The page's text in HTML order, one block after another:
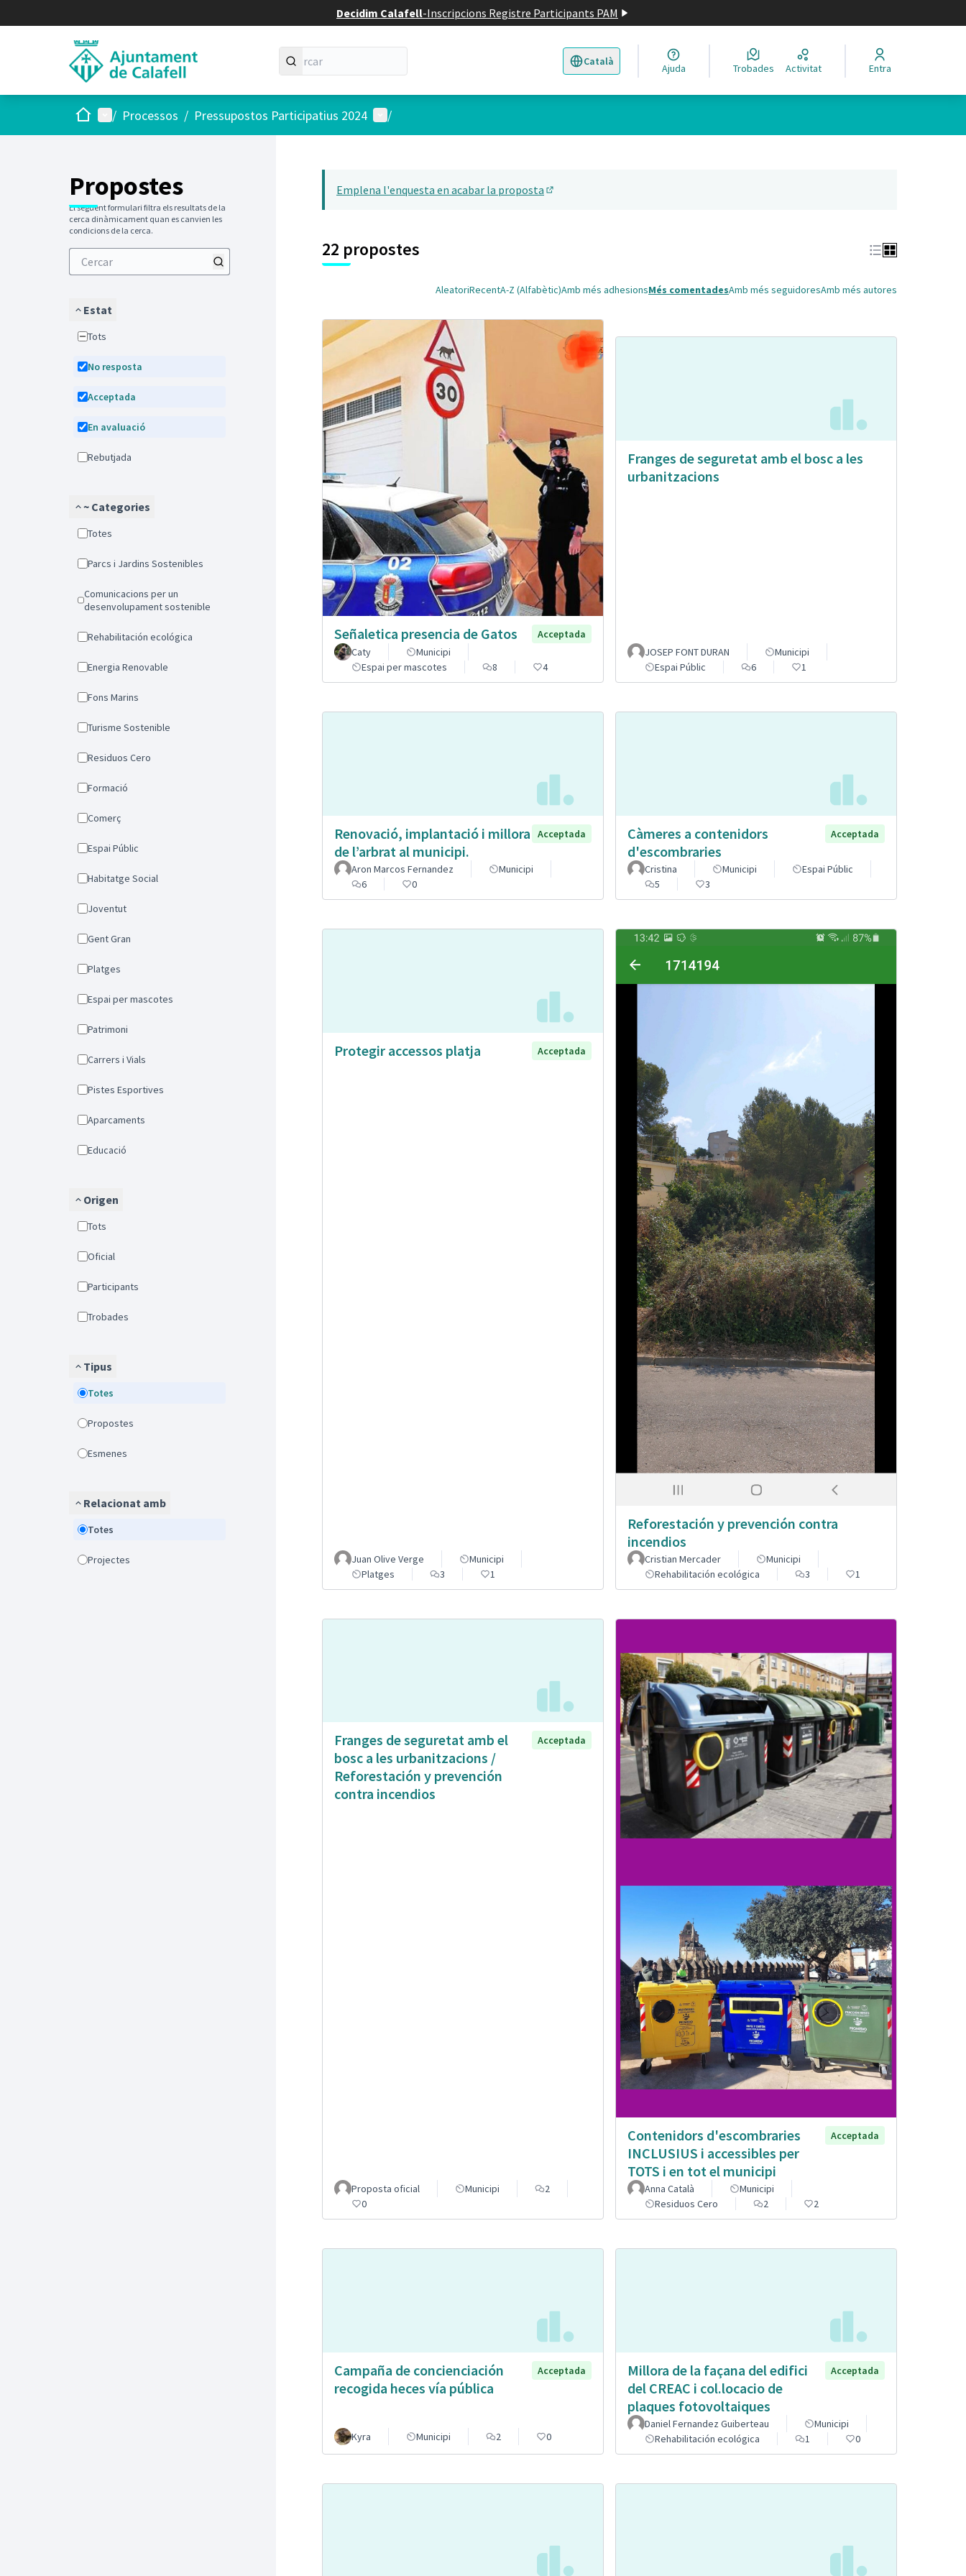
Decidim Calafell-Inscripcions Registre Participants PAM
Català
Triar la llengua Elegir el idioma
Ajuda Trobades Activitat Entra
Inici Menú principal
/ Processos / Pressupostos Participatius 2024 Menú d'usuari
/
Propostes
El següent formulari filtra els resultats de la
cerca dinàmicament quan es canvien les
condicions de la cerca.
Estat
Tots
No resposta
Acceptada
En avaluació
Rebutjada
~ Categories
Totes
Parcs i Jardins Sostenibles
Comunicacions per un
desenvolupament sostenible
Rehabilitación ecológica
Energia Renovable
Fons Marins
Turisme Sostenible
Residuos Cero
Formació
Comerç
Espai Públic
Habitatge Social
Joventut
Gent Gran
Platges
Espai per mascotes
Patrimoni
Carrers i Vials
Pistes Esportives
Aparcaments
Educació
Origen
Tots
Oficial
Participants
Trobades
Tipus
Totes
Propostes
Esmenes
Relacionat amb
Totes
Projectes
Emplena l'enquesta en acabar la proposta
22 propostes
AleatoriRecentA-Z (Alfabètic)Amb més adhesionsMés comentadesAmb més seguidoresAmb més autores
Señaletica presencia de Gatos
Acceptada
Caty
Municipi
Espai per mascotes
8 4
Franges de seguretat amb el bosc a les
urbanitzacions
JOSEP FONT DURAN
Municipi
Espai Públic
6 1
Renovació, implantació i millora
de l’arbrat al municipi.
Acceptada
Aron Marcos Fernandez
Municipi
6
0
Càmeres a contenidors
d'escombraries
Acceptada
Cristina Municipi
Espai Públic
5
3
Protegir accessos platja Acceptada
Juan Olive Verge
Municipi
Platges
3 1
Reforestación y prevención contra
incendios
Cristian Mercader
Municipi
Rehabilitación ecológica
3 1
Franges de seguretat amb el
bosc a les urbanitzacions /
Reforestación y prevención
contra incendios
Acceptada
Proposta oficial Municipi
2
0
Contenidors d'escombraries
INCLUSIUS i accessibles per
TOTS i en tot el municipi
Acceptada
Anna Català
Municipi
Residuos Cero
2 2
Campaña de concienciación
recogida heces vía pública
Acceptada
Kyra Municipi 2 0
Millora de la façana del edifici
del CREAC i col.locacio de
plaques fotovoltaiques
Acceptada
Daniel Fernandez Guiberteau
Municipi
Rehabilitación ecológica
1 0